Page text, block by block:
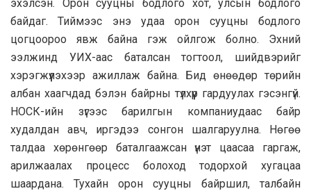
эхэлсэн. Орон сууцны бодлого хот, улсын бодлого
байдаг. Тиймээс энэ удаа орон сууцны бодлого
цогцоороо явж байна гэж ойлгож болно. Эхний
ээлжинд УИХ-аас баталсан тогтоол, шийдвэрийг
хэрэгжүүлэхээр ажиллаж байна. Бид өнөөдөр төрийн
албан хаагчдад бэлэн байрны түлхүүр гардуулах гэсэнгүй.
НОСК-ийн зүгээс барилгын компаниудаас байр
худалдан авч, иргэдээ сонгон шалгаруулна. Нөгөө
талдаа хөрөнгөөр баталгаажсан үнэт цаасаа гаргаж,
арилжаалах процесс болоход тодорхой хугацаа
шаардана. Тухайн орон сууцны байршил, талбайн